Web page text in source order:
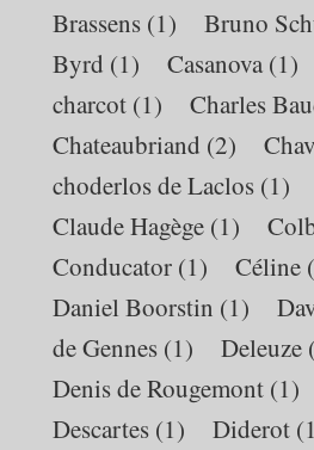
Brassens (1) Bruno
Byrd (1) Casanova (1)
charcot (1) Charles
Chateaubriand (2)
choderlos de Laclos (1)
Claude Hagège (1)
Conducator (1) Céline
Daniel Boorstin (1)
de Gennes (1) Deleuze
Denis de Rougemont (1)
Descartes (1) Diderot